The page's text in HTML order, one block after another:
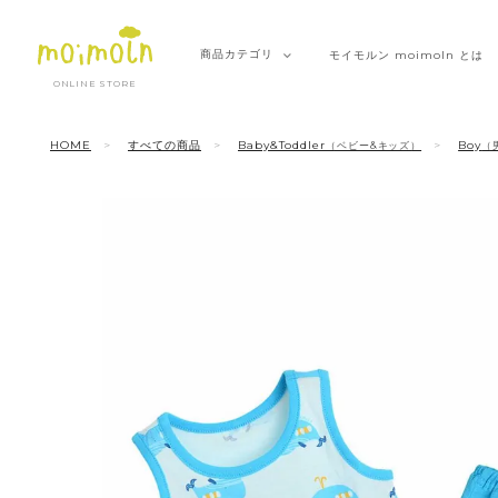
ONLINE STORE
商品カテゴリ モイモルン moimoln とは
HOME すべての商品 Baby&Toddler （ベビー&キッズ） Boy